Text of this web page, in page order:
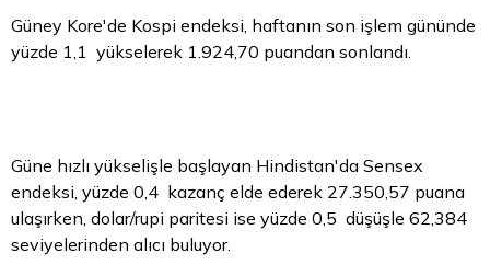
Güney Kore'de Kospi endeksi, haftanın son işlem gününde
yüzde 1,1 yükselerek 1.924,70 puandan sonlandı.
Güne hızlı yükselişle başlayan Hindistan'da Sensex
endeksi, yüzde 0,4 kazanç elde ederek 27.350,57 puana
ulaşırken, dolar/rupi paritesi ise yüzde 0,5 düşüşle 62,384
seviyelerinden alıcı buluyor.